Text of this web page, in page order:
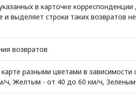
в карточке
выделяет строки таких возвратов
возвратов
разными цветами в
ч, Желтым - от 40 до 60 км/ч,